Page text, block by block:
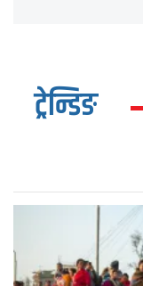
ट्रेन्डिङ